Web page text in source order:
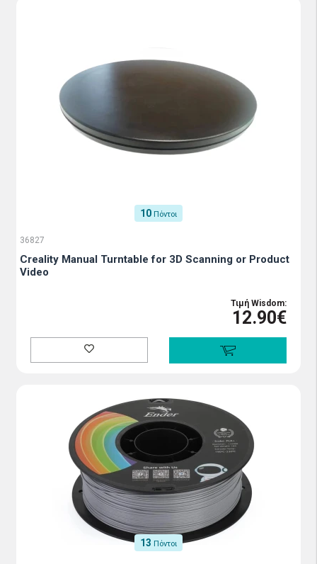
10 Πόντοι
36827
Creality Manual Turntable for 3D Scanning or Product
Video
Τιμή Wisdom:
12.90€
13 Πόντοι